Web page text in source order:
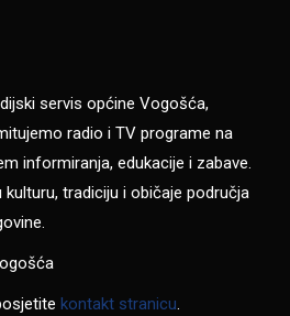
servis općine Vogošća,
radio i TV programe na
informiranja, edukacije i zabave.
tradiciju i običaje područja
kontakt stranicu.